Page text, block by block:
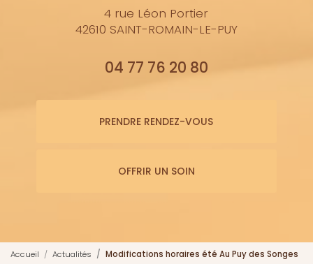
4 rue Léon Portier
42610 SAINT-ROMAIN-LE-PUY
04 77 76 20 80
PRENDRE RENDEZ-VOUS
OFFRIR UN SOIN
Accueil Actualités Modifications horaires été Au Puy des Songes